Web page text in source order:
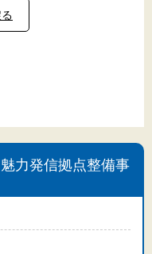
力発信拠点整備事